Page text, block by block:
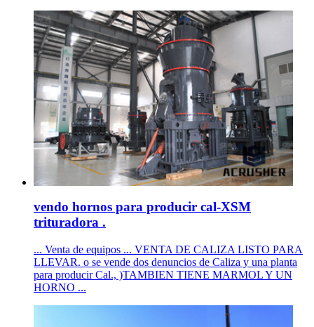
vendo hornos para producir cal-XSM
trituradora .
... Venta de equipos ... VENTA DE CALIZA LISTO PARA
LLEVAR. o se vende dos denuncios de Caliza y una planta
para producir Cal., )TAMBIEN TIENE MARMOL Y UN
HORNO ...